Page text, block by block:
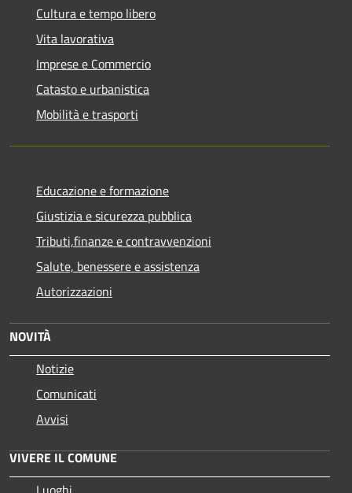
Cultura e tempo libero
Vita lavorativa
Imprese e Commercio
Catasto e urbanistica
Mobilità e trasporti
Educazione e formazione
Giustizia e sicurezza pubblica
Tributi,finanze e contravvenzioni
Salute, benessere e assistenza
Autorizzazioni
NOVITÀ
Notizie
Comunicati
Avvisi
VIVERE IL COMUNE